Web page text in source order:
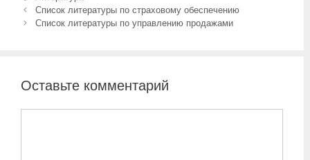
Навигация
записи
Список литературы по страховому обеспечению
Список литературы по управлению продажами
Оставьте комментарий